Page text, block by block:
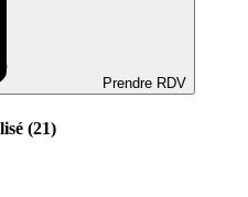
Prendre RDV
(21)